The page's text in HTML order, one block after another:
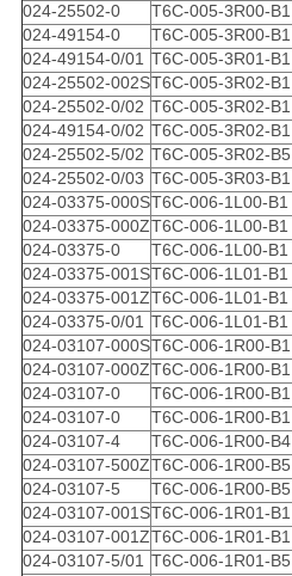
024-25502-0
T6C-005-3R00-B1
024-49154-0
T6C-005-3R00-B1
024-49154-0/01 T6C-005-3R01-B1
024-25502-002ST6C-005-3R02-B1
024-25502-0/02 T6C-005-3R02-B1
024-49154-0/02 T6C-005-3R02-B1
024-25502-5/02 T6C-005-3R02-B5
024-25502-0/03 T6C-005-3R03-B1
024-03375-000ST6C-006-1L00-B1
024-03375-000ZT6C-006-1L00-B1
024-03375-0
T6C-006-1L00-B1
024-03375-001ST6C-006-1L01-B1
024-03375-001ZT6C-006-1L01-B1
024-03375-0/01 T6C-006-1L01-B1
024-03107-000ST6C-006-1R00-B1
024-03107-000ZT6C-006-1R00-B1
024-03107-0
T6C-006-1R00-B1
024-03107-0
T6C-006-1R00-B1
024-03107-4
T6C-006-1R00-B4
024-03107-500ZT6C-006-1R00-B5
024-03107-5
T6C-006-1R00-B5
024-03107-001ST6C-006-1R01-B1
024-03107-001ZT6C-006-1R01-B1
024-03107-5/01 T6C-006-1R01-B5